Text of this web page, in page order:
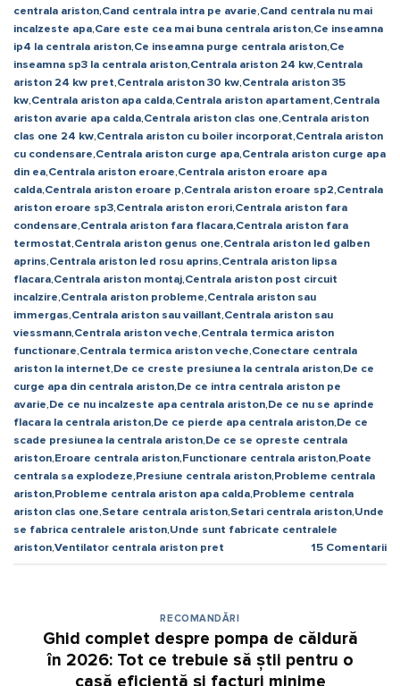
centrala ariston,Cand centrala intra pe avarie,Cand centrala nu mai
incalzeste apa,Care este cea mai buna centrala ariston,Ce inseamna
ip4 la centrala ariston,Ce inseamna purge centrala ariston,Ce
inseamna sp3 la centrala ariston,Centrala ariston 24 kw,Centrala
ariston 24 kw pret,Centrala ariston 30 kw,Centrala ariston 35
kw,Centrala ariston apa calda,Centrala ariston apartament,Centrala
ariston avarie apa calda,Centrala ariston clas one,Centrala ariston
clas one 24 kw,Centrala ariston cu boiler incorporat,Centrala ariston
cu condensare,Centrala ariston curge apa,Centrala ariston curge apa
din ea,Centrala ariston eroare,Centrala ariston eroare apa
calda,Centrala ariston eroare p,Centrala ariston eroare sp2,Centrala
ariston eroare sp3,Centrala ariston erori,Centrala ariston fara
condensare,Centrala ariston fara flacara,Centrala ariston fara
termostat,Centrala ariston genus one,Centrala ariston led galben
aprins,Centrala ariston led rosu aprins,Centrala ariston lipsa
flacara,Centrala ariston montaj,Centrala ariston post circuit
incalzire,Centrala ariston probleme,Centrala ariston sau
immergas,Centrala ariston sau vaillant,Centrala ariston sau
viessmann,Centrala ariston veche,Centrala termica ariston
functionare,Centrala termica ariston veche,Conectare centrala
ariston la internet,De ce creste presiunea la centrala ariston,De ce
curge apa din centrala ariston,De ce intra centrala ariston pe
avarie,De ce nu incalzeste apa centrala ariston,De ce nu se aprinde
flacara la centrala ariston,De ce pierde apa centrala ariston,De ce
scade presiunea la centrala ariston,De ce se opreste centrala
ariston,Eroare centrala ariston,Functionare centrala ariston,Poate
centrala sa explodeze,Presiune centrala ariston,Probleme centrala
ariston,Probleme centrala ariston apa calda,Probleme centrala
ariston clas one,Setare centrala ariston,Setari centrala ariston,Unde
se fabrica centralele ariston,Unde sunt fabricate centralele
ariston,Ventilator centrala ariston pret 15 Comentarii
RECOMANDĂRI
Ghid complet despre pompa de căldură
în 2026: Tot ce trebuie să știi pentru o
casă eficientă și facturi minime